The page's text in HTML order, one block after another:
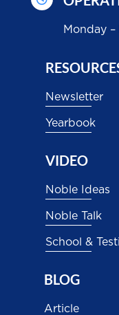
Monday
Newsletter
Yearbook
VIDEO
Noble Ideas
Noble Talk
School &
BLOG
Article